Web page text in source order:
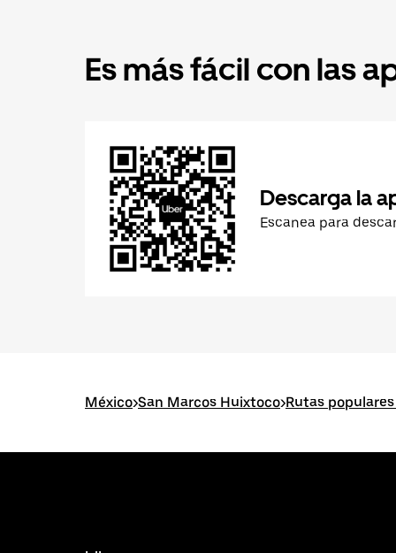
Es más fácil con las
Descarga la
Escanea para
México>San Marcos Huixtoco>Rutas